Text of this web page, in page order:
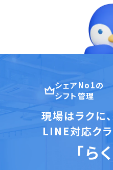
シェアNo1の
シフト管理
現場はラクに
LINE対応ク
「ら